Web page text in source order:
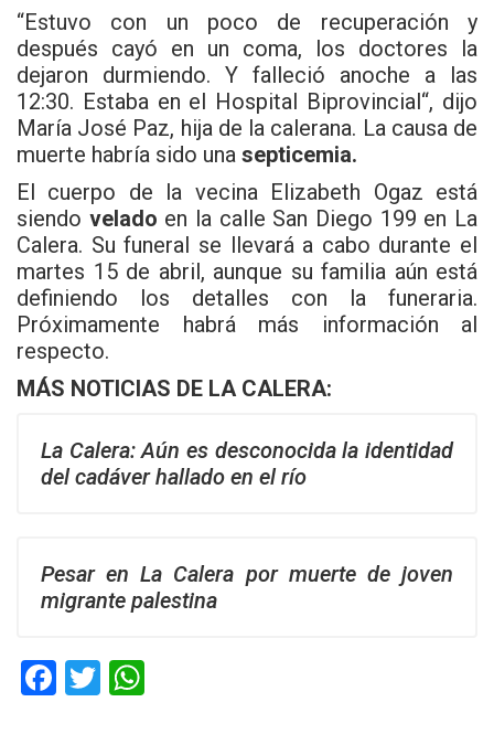
“Estuvo con un poco de recuperación y
después cayó en un coma, los doctores la
dejaron durmiendo. Y falleció anoche a las
12:30. Estaba en el Hospital Biprovincial“, dijo
María José Paz, hija de la calerana. La causa de
muerte habría sido una septicemia.
El cuerpo de la vecina Elizabeth Ogaz está
siendo velado en la calle San Diego 199 en La
Calera. Su funeral se llevará a cabo durante el
martes 15 de abril, aunque su familia aún está
definiendo los detalles con la funeraria.
Próximamente habrá más información al
respecto.
MÁS NOTICIAS DE LA CALERA:
La Calera: Aún es desconocida la identidad
del cadáver hallado en el río
Pesar en La Calera por muerte de joven
migrante palestina
F
T